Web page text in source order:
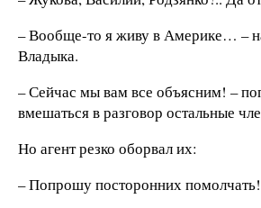
– Вообще-то я живу в Америке… –
Владыка.
– Сейчас мы вам все объясним! –
вмешаться в разговор остальные
Но агент резко оборвал их:
– Попрошу посторонних помолчать!